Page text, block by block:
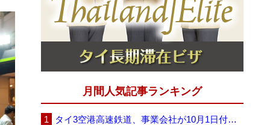
月間人気記事ランキング
タイ3空港高速鉄道、事業会社が10月1日付の契約終了を通知 「現時点での撤退決定ではない」